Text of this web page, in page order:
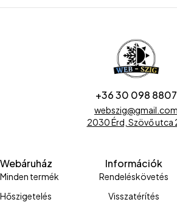
+36 30 098 8807
webszig@gmail.com
2030 Érd, Szövő utca
Webáruház
Minden termék
Hőszigetelés
Információk
Rendeléskövetés
Visszatérítés